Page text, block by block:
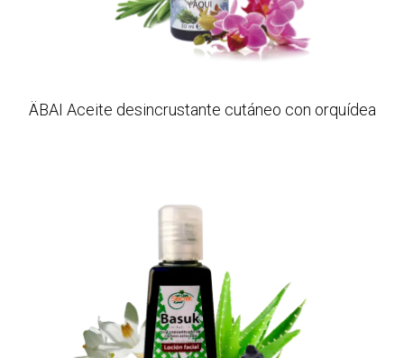
ÄBAI Aceite desincrustante cutáneo con orquídea